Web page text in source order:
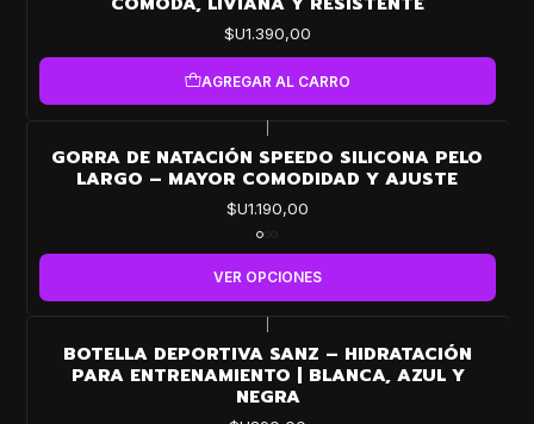
$U1.390,00
AGREGAR AL CARRO
GORRA DE NATACIÓN SPEEDO SILICONA PELO
LARGO – MAYOR COMODIDAD Y AJUSTE
$U1.190,00
VER OPCIONES
BOTELLA DEPORTIVA SANZ – HIDRATACIÓN
PARA ENTRENAMIENTO | BLANCA, AZUL Y
NEGRA